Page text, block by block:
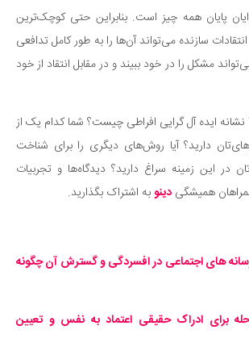
پایان همه چیز است. بنابراین حتی کوچک‌ترین
سازنده می‌تواند آن‌ها را به طور کامل تدافعی
مشکل را در خود ببیند و در مقابل انتقاد از خود
نظر شما درباره این 10 نشانه ایده آل گرایی افراطی چیست؟ شما کدام یک از
دارید؟ آیا روش‌های دیگری را برای شناخت
این زمینه سراغ دارید؟ دیدگاه‌ها و تجربیات
همیشگی دینوبه اشتراک بگذارید.
های اجتماعی در افسردگی و گسترش آن چگونه
برای ادراک حقیقی اعتماد به نفس و تعیین